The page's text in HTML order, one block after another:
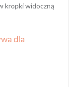
kropki widoczną
dla